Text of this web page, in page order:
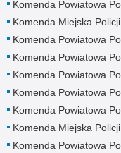
Komenda Powiatowa
Komenda Miejska
Komenda Powiatowa
Komenda Powiatowa
Komenda Powiatowa
Komenda Powiatowa
Komenda Powiatowa
Komenda Miejska
Komenda Powiatowa